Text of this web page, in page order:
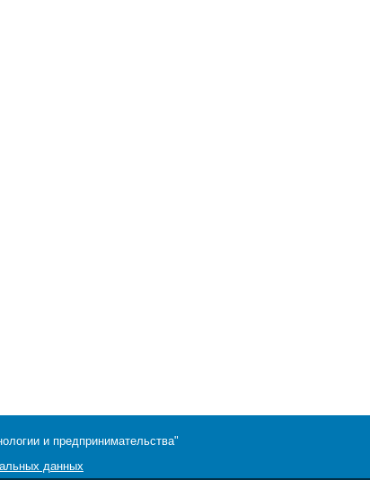
и предпринимательства"
данных